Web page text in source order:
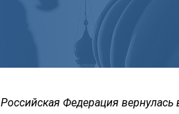
Российская Федерация